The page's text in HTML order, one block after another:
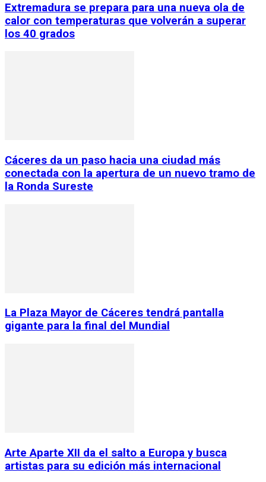
Extremadura se prepara para una nueva ola de
calor con temperaturas que volverán a superar
los 40 grados
Cáceres da un paso hacia una ciudad más
conectada con la apertura de un nuevo tramo de
la Ronda Sureste
La Plaza Mayor de Cáceres tendrá pantalla
gigante para la final del Mundial
Arte Aparte XII da el salto a Europa y busca
artistas para su edición más internacional